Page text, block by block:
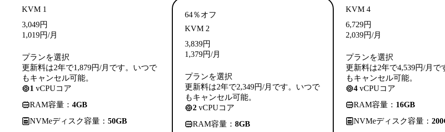
KVM 1
3,049円
1,019円/月
プランを選択
更新料は2年で1,879円/月です。いつで
もキャンセル可能。
1 vCPUコア
RAM容量： 4GB
NVMeディスク容量： 50GB
64％オフ
KVM 2
3,839円
1,379円/月
プランを選択
更新料は2年で2,349円/月です。いつで
もキャンセル可能。
2 vCPUコア
RAM容量： 8GB
KVM 4
6,729円
2,039円/月
プランを選択
更新料は2年で4,539円/月で
もキャンセル可能。
4 vCPUコア
RAM容量： 16GB
NVMeディスク容量：